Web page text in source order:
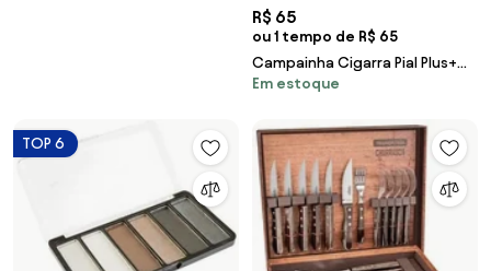
R$ 65
ou 1 tempo de R$ 65
Campainha Cigarra Pial Plus+
127V Preto
Em estoque
TOP 6